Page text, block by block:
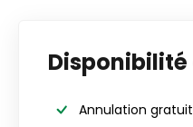
Annulation